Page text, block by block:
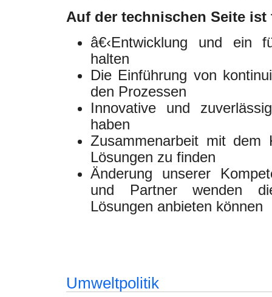
Auf der technischen Seite
â€‹Entwicklung und ein
halten
Die Einführung von
den Prozessen
Innovative und
haben
Zusammenarbeit mit dem
Lösungen zu finden
Änderung unserer
und Partner wenden
Lösungen anbieten können
Umweltpolitik